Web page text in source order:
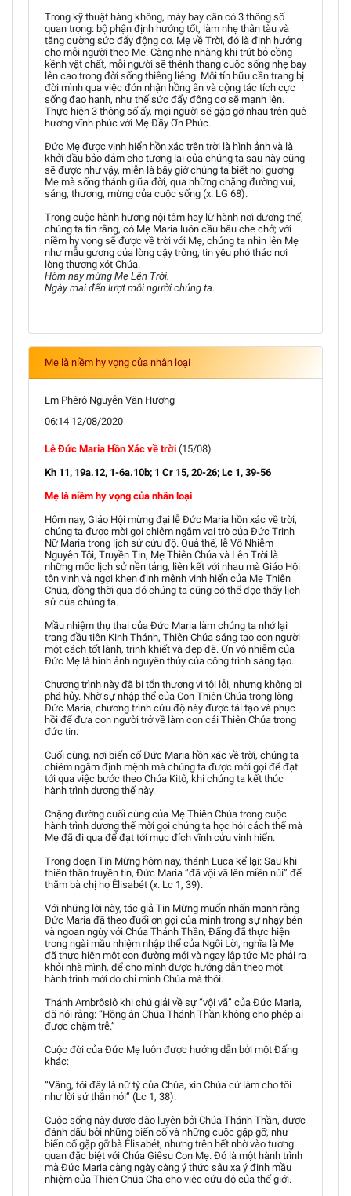
Trong kỹ thuật hàng không, máy bay cần có 3 thông số
quan trọng: bộ phận định hướng tốt, làm nhẹ thân tàu và
tăng cường sức đẩy động cơ. Mẹ về Trời, đó là định hướng
cho mỗi người theo Mẹ. Càng nhẹ nhàng khi trút bỏ cồng
kềnh vật chất, mỗi người sẽ thênh thang cuộc sống nhẹ bay
lên cao trong đời sống thiêng liêng. Mỗi tín hữu cần trang bị
đời mình qua việc đón nhận hồng ân và cộng tác tích cực
sống đạo hạnh, như thế sức đẩy động cơ sẽ mạnh lên.
Thực hiện 3 thông số ấy, mọi người sẽ gặp gỡ nhau trên quê
hương vĩnh phúc với Mẹ Đầy Ơn Phúc.
Đức Mẹ được vinh hiển hồn xác trên trời là hình ảnh và là
khởi đầu bảo đảm cho tương lai của chúng ta sau này cũng
sẽ được như vậy, miễn là bây giờ chúng ta biết noi gương
Mẹ mà sống thánh giữa đời, qua những chặng đường vui,
sáng, thương, mừng của cuộc sống (x. LG 68).
Trong cuộc hành hương nội tâm hay lữ hành nơi dương thế,
chúng ta tin rằng, có Mẹ Maria luôn cầu bầu che chở; với
niềm hy vọng sẽ được về trời với Mẹ, chúng ta nhìn lên Mẹ
như mẫu gương của lòng cậy trông, tin yêu phó thác nơi
lòng thương xót Chúa.
Hôm nay mừng Mẹ Lên Trời.
Ngày mai đến lượt mỗi người chúng ta.
Mẹ là niềm hy vọng của nhân loại
Lm Phêrô Nguyễn Văn Hương
06:14 12/08/2020
Lễ Đức Maria Hồn Xác về trời (15/08)
Kh 11, 19a.12, 1-6a.10b; 1 Cr 15, 20-26; Lc 1, 39-56
Mẹ là niềm hy vọng của nhân loại
Hôm nay, Giáo Hội mừng đại lễ Đức Maria hồn xác về trời,
chúng ta được mời gọi chiêm ngắm vai trò của Đức Trinh
Nữ Maria trong lịch sử cứu độ. Quả thế, lễ Vô Nhiễm
Nguyên Tội, Truyền Tin, Mẹ Thiên Chúa và Lên Trời là
những mốc lịch sử nền tảng, liên kết với nhau mà Giáo Hội
tôn vinh và ngợi khen định mệnh vinh hiển của Mẹ Thiên
Chúa, đồng thời qua đó chúng ta cũng có thể đọc thấy lịch
sử của chúng ta.
Mầu nhiệm thụ thai của Đức Maria làm chúng ta nhớ lại
trang đầu tiên Kinh Thánh, Thiên Chúa sáng tạo con người
một cách tốt lành, trinh khiết và đẹp đẽ. Ơn vô nhiễm của
Đức Mẹ là hình ảnh nguyên thủy của công trình sáng tạo.
Chương trình này đã bị tổn thương vì tội lỗi, nhưng không bị
phá hủy. Nhờ sự nhập thể của Con Thiên Chúa trong lòng
Đức Maria, chương trình cứu độ này được tái tạo và phục
hồi để đưa con người trở về làm con cái Thiên Chúa trong
đức tin.
Cuối cùng, nơi biến cố Đức Maria hồn xác về trời, chúng ta
chiêm ngắm định mệnh mà chúng ta được mời gọi để đạt
tới qua việc bước theo Chúa Kitô, khi chúng ta kết thúc
hành trình dương thế này.
Chặng đường cuối cùng của Mẹ Thiên Chúa trong cuộc
hành trình dương thế mời gọi chúng ta học hỏi cách thế mà
Mẹ đã đi qua để đạt tới mục đích vĩnh cửu vinh hiển.
Trong đoạn Tin Mừng hôm nay, thánh Luca kể lại: Sau khi
thiên thần truyền tin, Đức Maria “đã vội vã lên miền núi” để
thăm bà chị họ Êlisabét (x. Lc 1, 39).
Với những lời này, tác giả Tin Mừng muốn nhấn mạnh rằng
Đức Maria đã theo đuổi ơn gọi của mình trong sự nhạy bén
và ngoan ngùy với Chúa Thánh Thần, Đấng đã thực hiện
trong ngài mầu nhiệm nhập thể của Ngôi Lời, nghĩa là Mẹ
đã thực hiện một con đường mới và ngay lập tức Mẹ phải ra
khỏi nhà mình, để cho mình được hướng dẫn theo một
hành trình mới do chỉ mình Chúa mà thôi.
Thánh Ambrôsiô khi chú giải về sự “vội vã” của Đức Maria,
đã nói rằng: “Hồng ân Chúa Thánh Thần không cho phép ai
được chậm trễ.”
Cuộc đời của Đức Mẹ luôn được hướng dẫn bởi một Đấng
khác:
“Vâng, tôi đây là nữ tỳ của Chúa, xin Chúa cứ làm cho tôi
như lời sứ thần nói” (Lc 1, 38).
Cuộc sống này được đào luyện bởi Chúa Thánh Thần, được
đánh dấu bởi những biến cố và những cuộc gặp gỡ, như
biến cố gặp gỡ bà Êlisabét, nhưng trên hết nhờ vào tương
quan đặc biệt với Chúa Giêsu Con Mẹ. Đó là một hành trình
mà Đức Maria càng ngày càng ý thức sâu xa ý định mầu
nhiệm của Thiên Chúa Cha cho việc cứu độ của thế giới.